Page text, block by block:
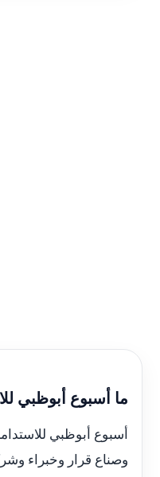
ما أسبوع أبوظبي
أسبوع أبوظبي
وصناع قرار وخبراء